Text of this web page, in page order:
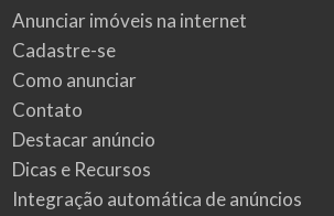
Anunciar imóveis na internet
Cadastre-se
Como anunciar
Contato
Destacar anúncio
Dicas e Recursos
Integração automática de anúncios